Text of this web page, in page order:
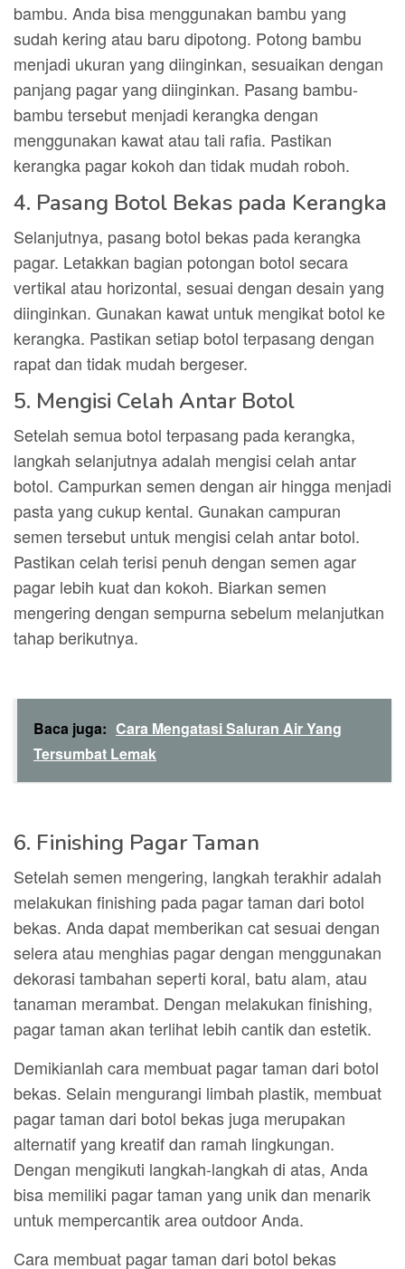
bambu. Anda bisa menggunakan bambu yang
sudah kering atau baru dipotong. Potong bambu
menjadi ukuran yang diinginkan, sesuaikan dengan
panjang pagar yang diinginkan. Pasang bambu-
bambu tersebut menjadi kerangka dengan
menggunakan kawat atau tali rafia. Pastikan
kerangka pagar kokoh dan tidak mudah roboh.
4. Pasang Botol Bekas pada Kerangka
Selanjutnya, pasang botol bekas pada kerangka
pagar. Letakkan bagian potongan botol secara
vertikal atau horizontal, sesuai dengan desain yang
diinginkan. Gunakan kawat untuk mengikat botol ke
kerangka. Pastikan setiap botol terpasang dengan
rapat dan tidak mudah bergeser.
5. Mengisi Celah Antar Botol
Setelah semua botol terpasang pada kerangka,
langkah selanjutnya adalah mengisi celah antar
botol. Campurkan semen dengan air hingga menjadi
pasta yang cukup kental. Gunakan campuran
semen tersebut untuk mengisi celah antar botol.
Pastikan celah terisi penuh dengan semen agar
pagar lebih kuat dan kokoh. Biarkan semen
mengering dengan sempurna sebelum melanjutkan
tahap berikutnya.
Baca juga: Cara Mengatasi Saluran Air Yang
Tersumbat Lemak
6. Finishing Pagar Taman
Setelah semen mengering, langkah terakhir adalah
melakukan finishing pada pagar taman dari botol
bekas. Anda dapat memberikan cat sesuai dengan
selera atau menghias pagar dengan menggunakan
dekorasi tambahan seperti koral, batu alam, atau
tanaman merambat. Dengan melakukan finishing,
pagar taman akan terlihat lebih cantik dan estetik.
Demikianlah cara membuat pagar taman dari botol
bekas. Selain mengurangi limbah plastik, membuat
pagar taman dari botol bekas juga merupakan
alternatif yang kreatif dan ramah lingkungan.
Dengan mengikuti langkah-langkah di atas, Anda
bisa memiliki pagar taman yang unik dan menarik
untuk mempercantik area outdoor Anda.
Cara membuat pagar taman dari botol bekas